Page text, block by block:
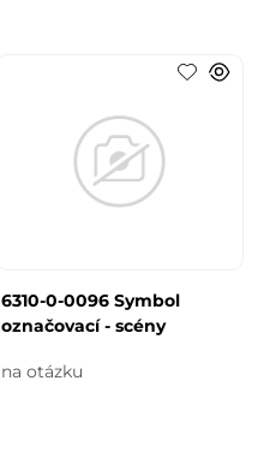
6310-0-0096 Symbol
označovací - scény
na otázku